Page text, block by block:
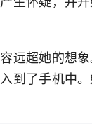
远超她的想
到了手机中